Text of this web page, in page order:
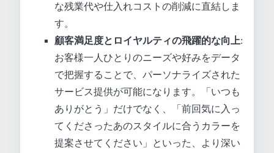
な残業代や仕入れコストの削減に直結しま
す。
顧客満足度とロイヤルティの飛躍的な向上:
お客様一人ひとりのニーズや好みをデータ
で把握することで、パーソナライズされた
サービス提供が可能になります。「いつも
ありがとう」だけでなく、「前回気に入っ
てくださったあのスタイルに合うカラーを
提案させてください」といった、より深い